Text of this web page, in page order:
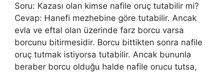
Soru: Kazası olan kimse nafile oruç tutabilir mi?
Cevap: Hanefi mezhebine göre tutabilir. Ancak
evla ve eftal olan üzerinde farz borcu varsa
borcunu bitirmesidir. Borcu bittikten sonra nafile
oruç tutmak istiyorsa tutabilir. Ancak bununla
beraber borcu olduğu halde nafile orucu tutsa,